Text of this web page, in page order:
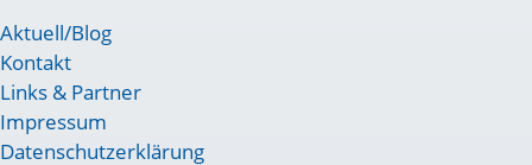
Aktuell/Blog
Kontakt
Links & Partner
Impressum
Datenschutzerklärung